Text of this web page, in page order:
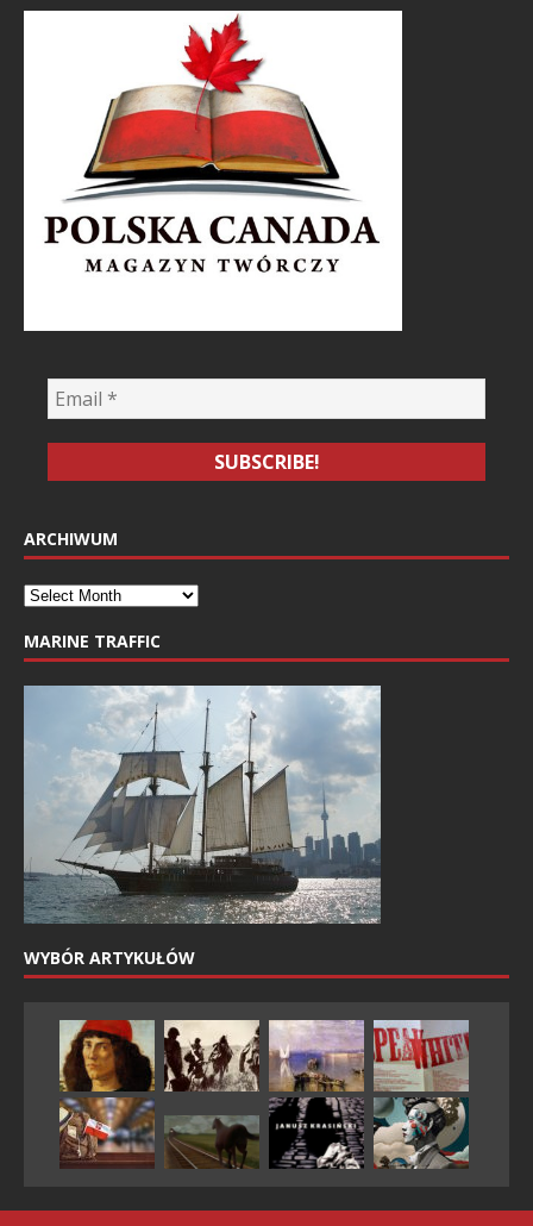
ARCHIWUM
MARINE TRAFFIC
WYBÓR ARTYKUŁÓW